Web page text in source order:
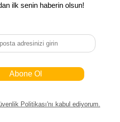
Hızlı Erişim
Müşteri Hizmetleri